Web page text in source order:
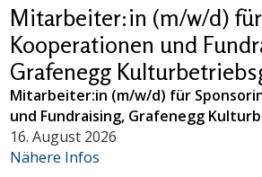
Mitarbeiter:in (m/w/d)
Kooperationen und
Grafenegg
Mitarbeiter:in (m/w/d) für
und Fundraising, Grafenegg
16. August 2026
Nähere Infos